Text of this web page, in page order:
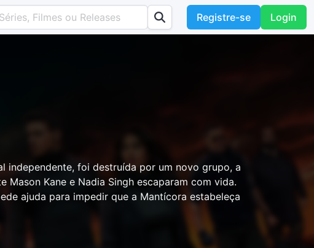
Registre-se Login
independente, foi destruída por um novo grupo, a
Mason Kane e Nadia Singh escaparam com vida.
ajuda para impedir que a Mantícora estabeleça